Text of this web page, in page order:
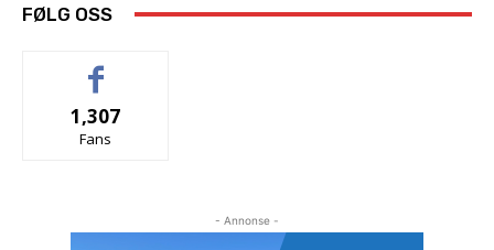
FØLG OSS
1,307
Fans
- Annonse -